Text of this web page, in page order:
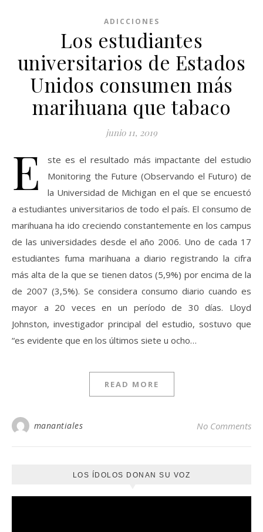
ADICCIONES
Los estudiantes
universitarios de Estados
Unidos consumen más
marihuana que tabaco
junio 11, 2019
E
ste es el resultado más impactante del estudio
Monitoring the Future (Observando el Futuro) de
la Universidad de Michigan en el que se encuestó
a estudiantes universitarios de todo el país. El consumo de
marihuana ha ido creciendo constantemente en los campus
de las universidades desde el año 2006. Uno de cada 17
estudiantes fuma marihuana a diario registrando la cifra
más alta de la que se tienen datos (5,9%) por encima de la
de 2007 (3,5%). Se considera consumo diario cuando es
mayor a 20 veces en un período de 30 días. Lloyd
Johnston, investigador principal del estudio, sostuvo que
“es evidente que en los últimos siete u ocho…
READ MORE
manantiales No Comments
LOS ÍDOLOS DONAN SU VOZ